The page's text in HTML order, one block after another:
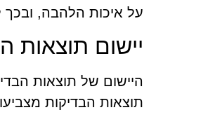
על איכות הלהבה, ובכך
יישום תוצאות
היישום של תוצאות
תוצאות הבדיקות